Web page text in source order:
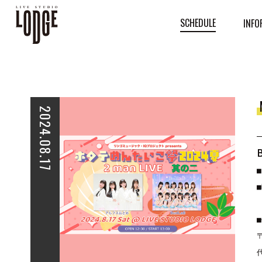
SCHEDULE
2024.08.17